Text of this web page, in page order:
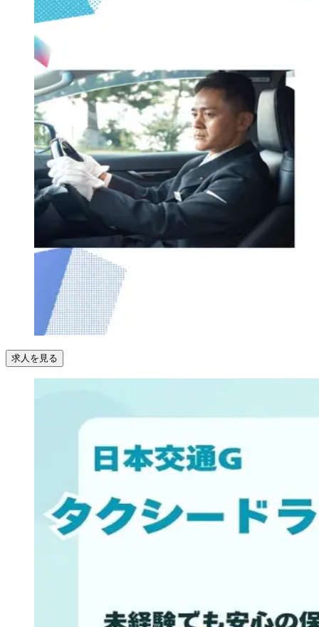
求人を見る